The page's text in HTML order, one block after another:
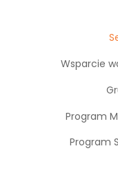
Wsparcie
Program
Program